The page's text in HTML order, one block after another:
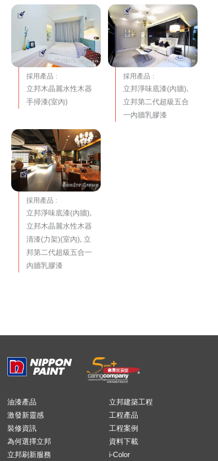
採用產品 :
立邦木晶麗水性木器
手掃漆(室內)
採用產品 :
立邦淨味底漆(內牆),
立邦第二代超級五合
一內牆乳膠漆
採用產品 :
立邦淨味底漆(內牆),
立邦木晶麗水性木器
清漆(力架)(室內), 立
邦第二代超級五合一
內牆乳膠漆
油漆產品
激發新靈感
裝修資訊
為何選擇立邦
立邦刷新服務
立邦建築工程
工程產品
工程案例
資料下載
i-Color